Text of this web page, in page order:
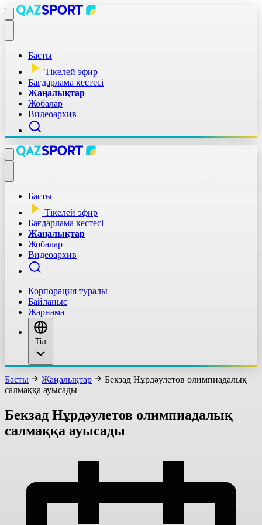
Басты
Тікелей эфир
Бағдарлама кестесі
Жаңалықтар
Жобалар
Видеоархив
Басты
Тікелей эфир
Бағдарлама кестесі
Жаңалықтар
Жобалар
Видеоархив
Корпорация туралы
Байланыс
Жарнама
Тіл
Басты Жаңалықтар
Бекзад Нұрдәулетов олимпиадалық
салмаққа ауысады
Бекзад Нұрдәулетов олимпиадалық
салмаққа ауысады